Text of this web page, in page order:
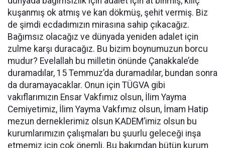
kuşanmış ok atmış ve kan dökmüş, şehit vermiş. Biz
de şimdi ecdadımızın mirasına sahip çıkacağız.
Bağımsız olacağız ve dünyada yeniden adalet için
zulme karşı duracağız. Bu bizim boynumuzun borcu
mudur? Evelallah bu milletin önünde Çanakkale’de
duramadılar, 15 Temmuz’da duramadılar, bundan sonra
da duramayacaklar. Onun için TÜGVA gibi
vakıflarımızın Ensar Vakfımız olsun, İlim Yayma
Cemiyetimiz, İlim Yayma Vakfımız olsun, İmam Hatip
mezun derneklerimiz olsun KADEM’imiz olsun bu
kurumlarımızın çalışmaları bu şuurlu geleceği inşa
etmemiz için çok önemli. Bu bakımdan bütün kurum